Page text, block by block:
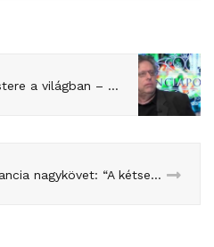
Franciaország mozgástere a világban – Gyarmati Istvánnal a Franciapolitikában
Éric Fournier francia nagykövet: “A kétsebességes Európa fantazmagóriája a „hagyományos kelet-nyugat paranoia életben tartására szolgál””